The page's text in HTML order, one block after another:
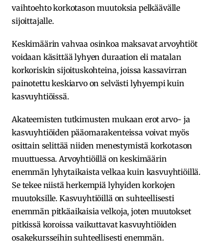
vaihtoehto korkotason muutoksia pelkäävälle
sijoittajalle.
Keskimäärin vahvaa osinkoa maksavat arvoyhtiöt
voidaan käsittää lyhyen duraation eli matalan
korkoriskin sijoituskohteina, joissa kassavirran
painotettu keskiarvo on selvästi lyhyempi kuin
kasvuyhtiöissä.
Akateemisten tutkimusten mukaan erot arvo- ja
kasvuyhtiöiden pääomarakenteissa voivat myös
osittain selittää niiden menestymistä korkotason
muuttuessa. Arvoyhtiöillä on keskimäärin
enemmän lyhytaikaista velkaa kuin kasvuyhtiöillä.
Se tekee niistä herkempiä lyhyiden korkojen
muutoksille. Kasvuyhtiöillä on suhteellisesti
enemmän pitkäaikaisia velkoja, joten muutokset
pitkissä koroissa vaikuttavat kasvuyhtiöiden
osakekursseihin suhteellisesti enemmän.